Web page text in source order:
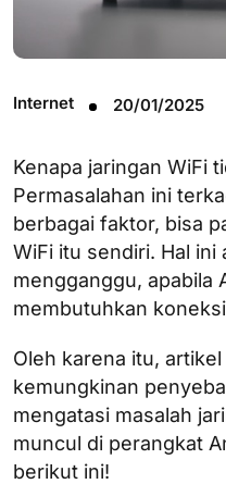
Internet 20/01/2025
Kenapa jaringan WiFi
Permasalahan ini
berbagai faktor, bisa
WiFi itu sendiri. Hal ini
mengganggu, apabila
membutuhkan
Oleh karena itu,
kemungkinan
mengatasi masalah
muncul di perangkat
berikut ini!